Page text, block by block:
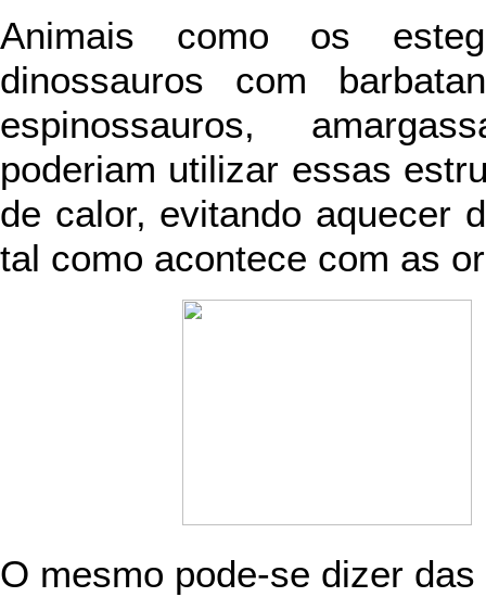
Animais como os
dinossauros com
espinossauros,
poderiam utilizar essas
de calor, evitando aquecer
tal como acontece com as
O mesmo pode-se dizer